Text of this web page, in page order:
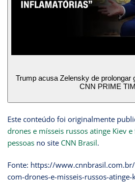
Trump acusa Zelensky de prolongar
CNN PRIME
Este conteúdo foi originalmente
drones e mísseis russos atinge Kiev
pessoas no site CNN Brasil.
Fonte: https://
com-drones-e-misseis-russos-atinge-